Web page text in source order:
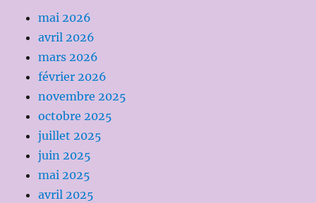
mai 2026
avril 2026
mars 2026
février 2026
novembre 2025
octobre 2025
juillet 2025
juin 2025
mai 2025
avril 2025